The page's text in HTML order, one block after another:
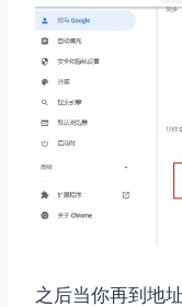
之后当你再到地